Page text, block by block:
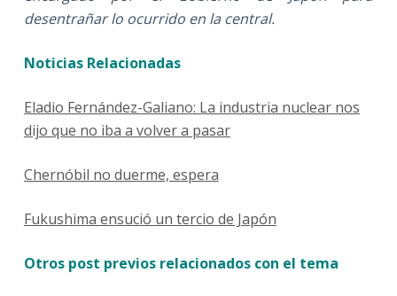
desentrañar lo ocurrido en la central.
Noticias Relacionadas
Eladio Fernández-Galiano: La industria nuclear nos
dijo que no iba a volver a pasar
Chernóbil no duerme, espera
Fukushima ensució un tercio de Japón
Otros post previos relacionados con el tema